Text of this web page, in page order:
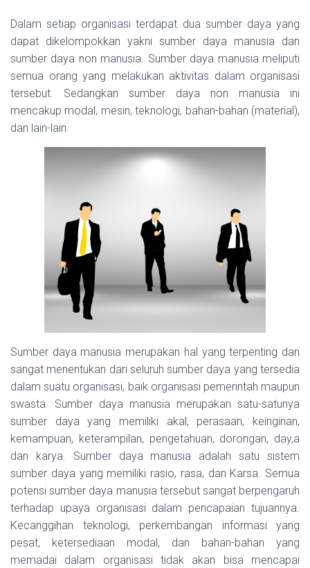
Dalam setiap organisasi terdapat dua sumber daya yang
dapat dikelompokkan yakni sumber daya manusia dan
sumber daya non manusia. Sumber daya manusia meliputi
semua orang yang melakukan aktivitas dalam organisasi
tersebut. Sedangkan sumber daya non manusia ini
mencakup modal, mesin, teknologi, bahan-bahan (material),
dan lain-lain.
Sumber daya manusia merupakan hal yang terpenting dan
sangat menentukan dari seluruh sumber daya yang tersedia
dalam suatu organisasi, baik organisasi pemerintah maupun
swasta. Sumber daya manusia merupakan satu-satunya
sumber daya yang memiliki akal, perasaan, keinginan,
kemampuan, keterampilan, pengetahuan, dorongan, day,a
dan karya. Sumber daya manusia adalah satu sistem
sumber daya yang memiliki rasio, rasa, dan Karsa. Semua
potensi sumber daya manusia tersebut sangat berpengaruh
terhadap upaya organisasi dalam pencapaian tujuannya.
Kecanggihan teknologi, perkembangan informasi yang
pesat, ketersediaan modal, dan bahan-bahan yang
memadai dalam organisasi tidak akan bisa mencapai